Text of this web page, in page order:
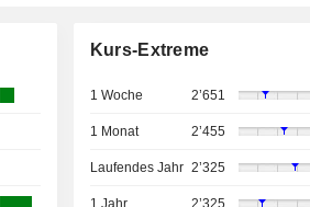
Kurs-Extreme
1 Woche 2’651
1 Monat 2’455
Laufendes Jahr 2’325
1 Jahr 2’325